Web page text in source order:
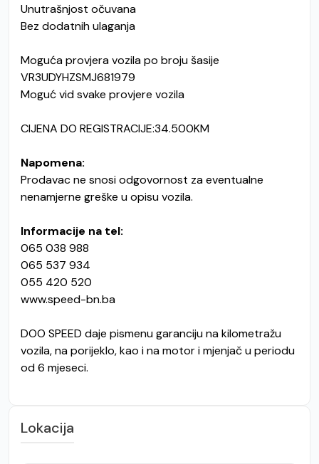
Unutrašnjost očuvana
Bez dodatnih ulaganja
Moguća provjera vozila po broju šasije
VR3UDYHZSMJ681979
Moguć vid svake provjere vozila
CIJENA DO REGISTRACIJE:34.500KM
Napomena:
Prodavac ne snosi odgovornost za eventualne
nenamjerne greške u opisu vozila.
Informacije na tel:
065 038 988
065 537 934
055 420 520
www.speed-bn.ba
DOO SPEED daje pismenu garanciju na kilometražu
vozila, na porijeklo, kao i na motor i mjenjač u periodu
od 6 mjeseci.
Lokacija